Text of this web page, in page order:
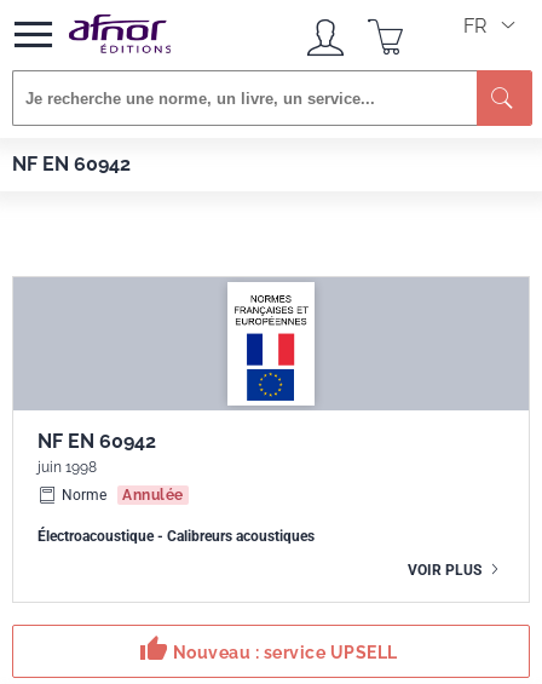
FR
NF EN 60942
Afnor EDITIONS
NF EN 60942
juin 1998
Norme
Annulée
Électroacoustique - Calibreurs acoustiques
VOIR PLUS
thumb_up Nouveau : service UPSELL